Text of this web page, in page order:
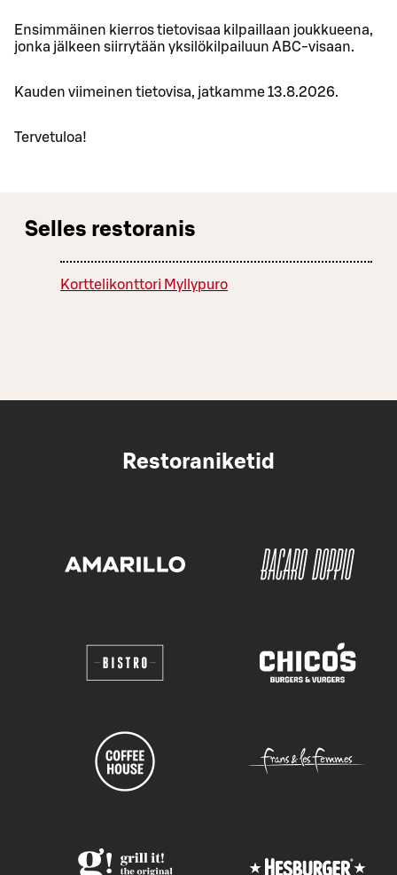
Ensimmäinen kierros tietovisaa kilpaillaan joukkueena,
jonka jälkeen siirrytään yksilökilpailuun ABC-visaan.
Kauden viimeinen tietovisa, jatkamme 13.8.2026.
Tervetuloa!
Selles restoranis
Korttelikonttori Myllypuro
Restoraniketid